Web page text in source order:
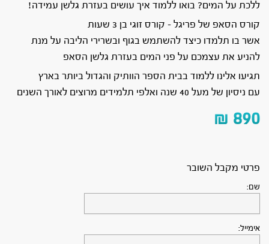
ללכת על המים? בואו ללמוד איך עושים בעזרת גלשן עמידה!
קורס הסאפ של פריגל – קורס זוגי בן 3 שעות
אשר בו תלמדו כיצד להשתמש בגוף ובשרירי הליבה על מנת
להניע את עצמכם על פני המים בעזרת גלשן הסאפ
תגיעו אלינו ללמוד בבית הספר הוותיק והגדול ביותר בארץ
עם ניסיון של מעל 40 שנה ואלפי תלמידים מרוצים לאורך השנים
₪ 890
פרטי מקבל השובר
שם:
אימייל: